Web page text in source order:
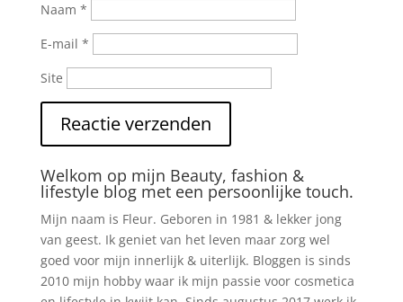
Naam *
E-mail *
Site
Welkom op mijn Beauty, fashion &
lifestyle blog met een persoonlijke touch.
Mijn naam is Fleur. Geboren in 1981 & lekker jong
van geest. Ik geniet van het leven maar zorg wel
goed voor mijn innerlijk & uiterlijk. Bloggen is sinds
2010 mijn hobby waar ik mijn passie voor cosmetica